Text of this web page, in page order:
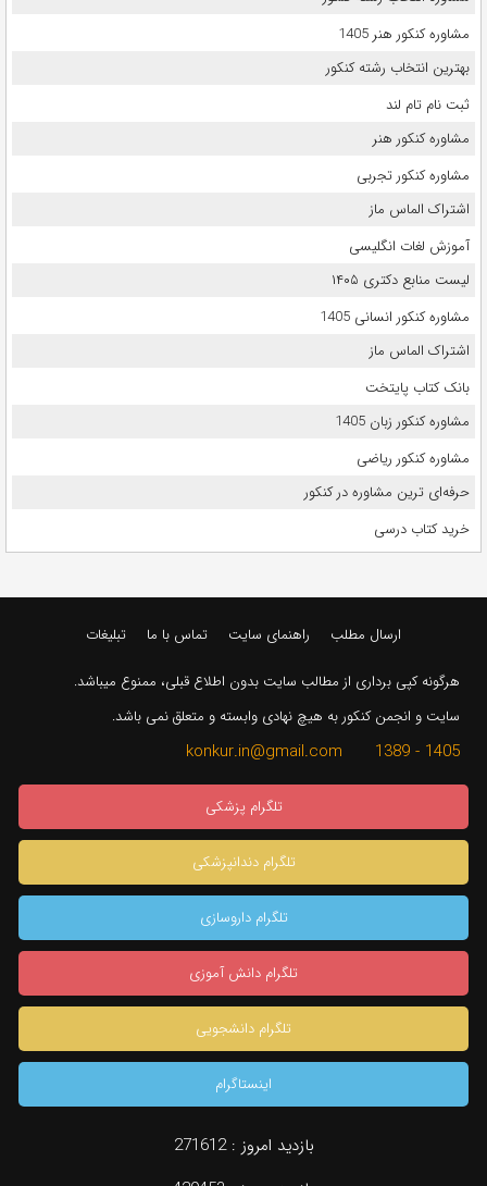
مشاوره کنکور هنر 1405
بهترین انتخاب رشته کنکور
ثبت نام تام لند
مشاوره کنکور هنر
مشاوره کنکور تجربی
اشتراک الماس ماز
آموزش لغات انگلیسی
لیست منابع دکتری ۱۴۰۵
مشاوره کنکور انسانی 1405
اشتراک الماس ماز
بانک کتاب پایتخت
مشاوره کنکور زبان 1405
مشاوره کنکور ریاضی
حرفه‌ای ترین مشاوره در کنکور
خرید کتاب درسی
ارسال مطلب راهنمای سایت تماس با ما تبلیغات
هرگونه کپی برداری از مطالب سایت بدون اطلاع قبلی، ممنوع میباشد.
سایت و انجمن کنکور به هیچ نهادی وابسته و متعلق نمی باشد.
1405 - 1389 konkur.in@gmail.com
تلگرام پزشکی
تلگرام دندانپزشکی
تلگرام داروسازی
تلگرام دانش آموزی
تلگرام دانشجویی
اینستاگرام
بازدید امروز :271612